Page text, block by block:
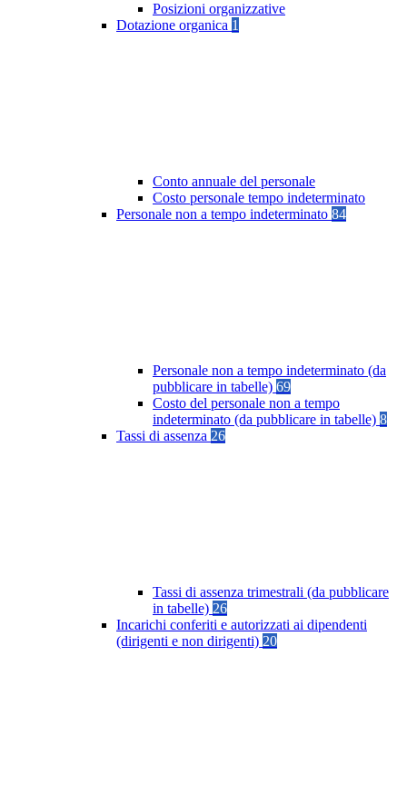
Posizioni organizzative
Dotazione organica 1
Conto annuale del personale
Costo personale tempo indeterminato
Personale non a tempo indeterminato 84
Personale non a tempo indeterminato (da
pubblicare in tabelle) 69
Costo del personale non a tempo
indeterminato (da pubblicare in tabelle) 8
Tassi di assenza 26
Tassi di assenza trimestrali (da pubblicare
in tabelle) 26
Incarichi conferiti e autorizzati ai dipendenti
(dirigenti e non dirigenti) 20